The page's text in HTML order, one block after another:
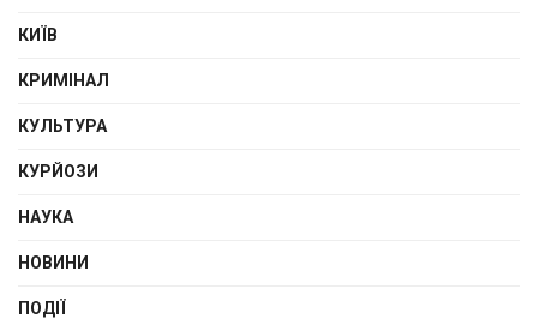
КИЇВ
КРИМІНАЛ
КУЛЬТУРА
КУРЙОЗИ
НАУКА
НОВИНИ
ПОДІЇ